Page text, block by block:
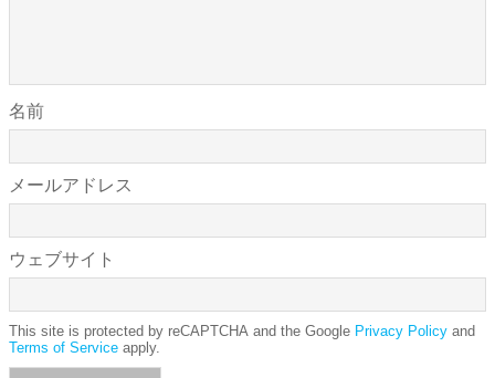
名前
メールアドレス
ウェブサイト
This site is protected by reCAPTCHA and the Google Privacy Policy and
Terms of Service apply.